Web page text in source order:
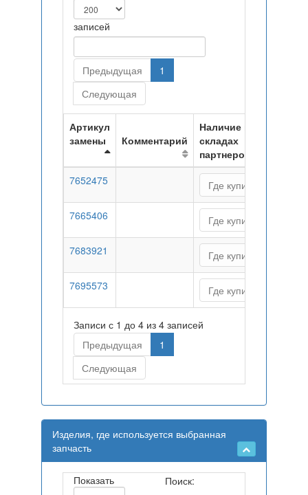
записей
Предыдущая
1
Следующая
Артикул
замены
Комментарий
Наличие на
складах
партнеров
7652475
Где купить
7665406 Где купить
7683921 Где купить
7695573 Где купить
Записи с 1 до 4 из 4 записей
Предыдущая
1
Следующая
Изделия, где используется выбранная
запчасть
Показать Поиск: